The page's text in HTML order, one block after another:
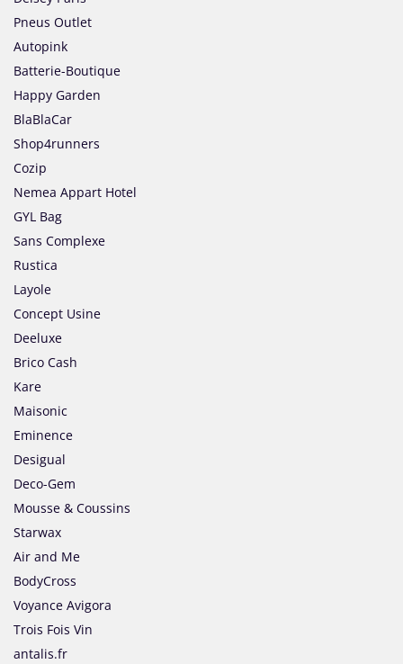
Pneus Outlet
Autopink
Batterie-Boutique
Happy Garden
BlaBlaCar
Shop4runners
Cozip
Nemea Appart Hotel
GYL Bag
Sans Complexe
Rustica
Layole
Concept Usine
Deeluxe
Brico Cash
Kare
Maisonic
Eminence
Desigual
Deco-Gem
Mousse & Coussins
Starwax
Air and Me
BodyCross
Voyance Avigora
Trois Fois Vin
antalis.fr